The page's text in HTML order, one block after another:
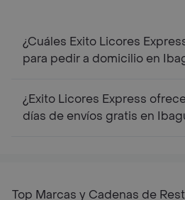
¿Cuáles Exito Licores
para pedir a domicilio en
¿Exito Licores Express
días de envíos gratis en
Top Marcas y Cadenas de